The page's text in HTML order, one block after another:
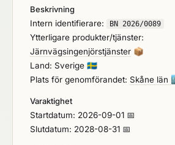
Beskrivning
Intern identifierare:
BN 2026/0089
Ytterligare produkter/tjänster:
Järnvägsingenjörstjänster 📦
Land: Sverige 🇸🇪
Plats för genomförandet: Skåne län
Varaktighet
Startdatum: 2026-09-01 📅
Slutdatum: 2028-08-31 📅